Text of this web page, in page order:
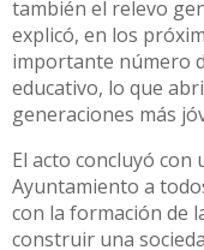
también el relevo
explicó, en los
importante número
educativo, lo que
generaciones más
El acto concluyó con
Ayuntamiento a
con la formación de
construir una